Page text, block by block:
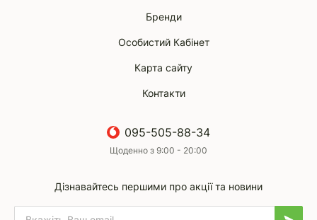
Бренди
Особистий Кабінет
Карта сайту
Контакти
095-505-88-34
Щоденно з 9:00 - 20:00
Дізнавайтесь першими про акції та новини